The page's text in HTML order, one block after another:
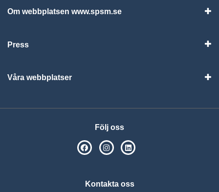
Om webbplatsen www.spsm.se
Press
Våra webbplatser
Följ oss
SPSM på Facebook
SPSM på Instagram
Kontakta oss